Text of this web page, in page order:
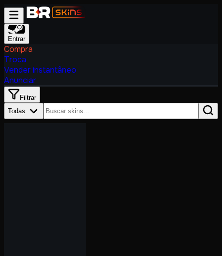
Entrar
Compra
Troca
Vender instantâneo
Anunciar
Filtrar
Todas